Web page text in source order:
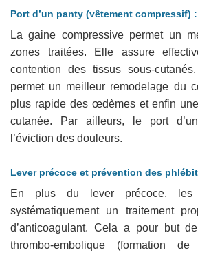
Port d’un panty (vêtement compressif) :
La gaine compressive permet un
zones traitées. Elle assure
contention des tissus sous-
permet un meilleur remodelage du
plus rapide des œdèmes et enfin
cutanée. Par ailleurs, le port
l’éviction des douleurs.
Lever précoce et prévention des
En plus du lever précoce, les
systématiquement un traitement
d’anticoagulant. Cela a pour but
thrombo-embolique (formation